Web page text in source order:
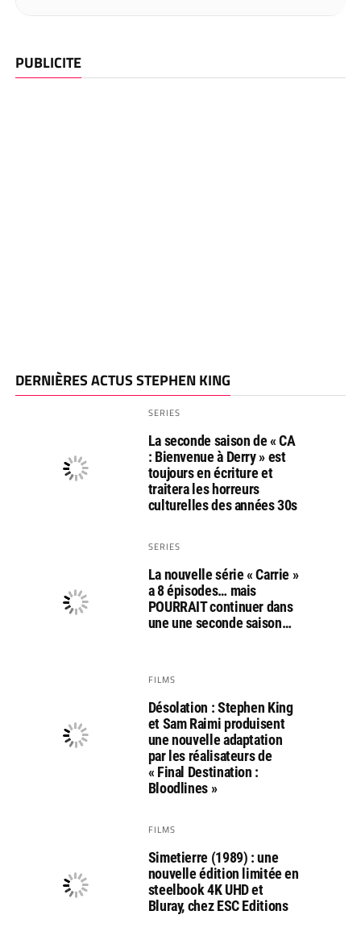
PUBLICITE
DERNIÈRES ACTUS STEPHEN KING
SERIES
La seconde saison de « CA
: Bienvenue à Derry » est
toujours en écriture et
traitera les horreurs
culturelles des années 30s
SERIES
La nouvelle série « Carrie »
a 8 épisodes… mais
POURRAIT continuer dans
une une seconde saison…
FILMS
Désolation : Stephen King
et Sam Raimi produisent
une nouvelle adaptation
par les réalisateurs de
« Final Destination :
Bloodlines »
FILMS
Simetierre (1989) : une
nouvelle édition limitée en
steelbook 4K UHD et
Bluray, chez ESC Editions